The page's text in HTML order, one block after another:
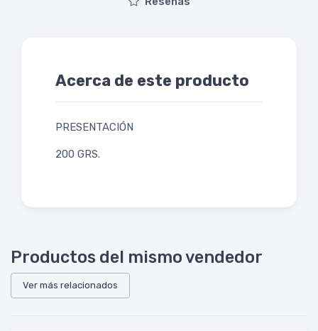
Acerca de este producto
PRESENTACIÓN
200 GRS.
Productos del mismo vendedor
Ver más relacionados